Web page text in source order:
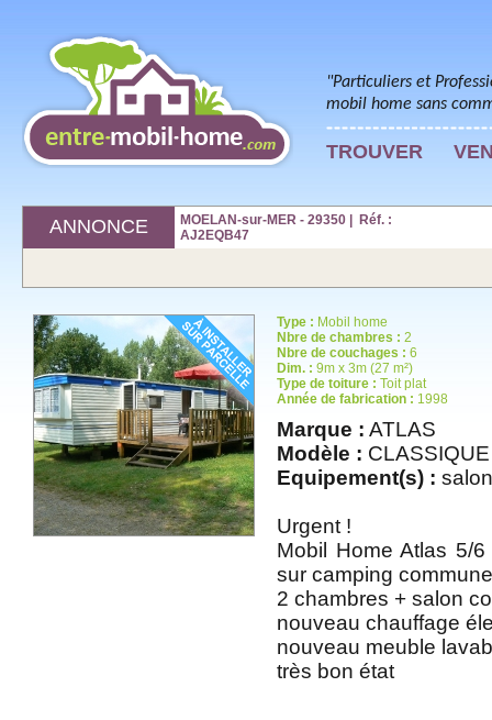
"Particuliers et
mobil home sans
TROUVER
ANNONCE
MOELAN-sur-MER - 29350 | Réf. :
AJ2EQB47
Type : Mobil home
Nbre de chambres : 2
Nbre de couchages : 6
Dim. : 9m x 3m (27 m²)
Type de toiture : Toit plat
Année de fabrication : 1998
Marque : ATLAS
Modèle : CLASSIQUE
Equipement(s) :
Urgent !
Mobil Home Atlas 5/
sur camping
2 chambres + salon
nouveau chauffage
nouveau meuble
très bon état